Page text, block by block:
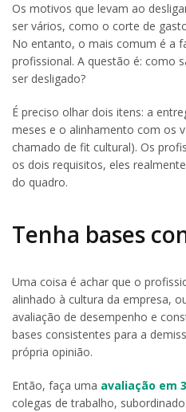
Os motivos que levam ao
ser vários, como o corte de
No entanto, o mais comum é a
profissional. A questão é: como
ser desligado?
É preciso olhar dois itens: a
meses e o alinhamento com os
chamado de fit cultural). Os
os dois requisitos, eles
do quadro.
Tenha bases
Uma coisa é achar que o
alinhado à cultura da empresa,
avaliação de desempenho e
bases consistentes para a
própria opinião.
Então, faça uma avaliação em
colegas de trabalho,